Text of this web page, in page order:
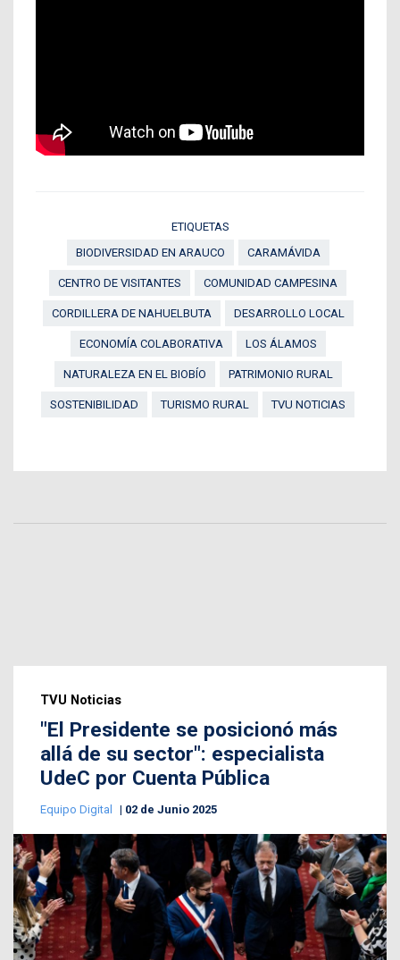
ETIQUETAS
BIODIVERSIDAD EN ARAUCO
CARAMÁVIDA
CENTRO DE VISITANTES COMUNIDAD CAMPESINA
CORDILLERA DE NAHUELBUTA DESARROLLO LOCAL
ECONOMÍA COLABORATIVA LOS ÁLAMOS
NATURALEZA EN EL BIOBÍO PATRIMONIO RURAL
SOSTENIBILIDAD TURISMO RURAL TVU NOTICIAS
TVU Noticias
"El Presidente se posicionó más
allá de su sector": especialista
UdeC por Cuenta Pública
Equipo Digital 02 de Junio 2025